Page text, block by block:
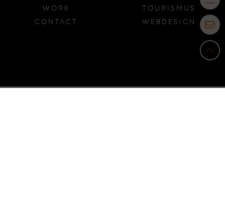
Work
Contact
Tourismus
Webdesign